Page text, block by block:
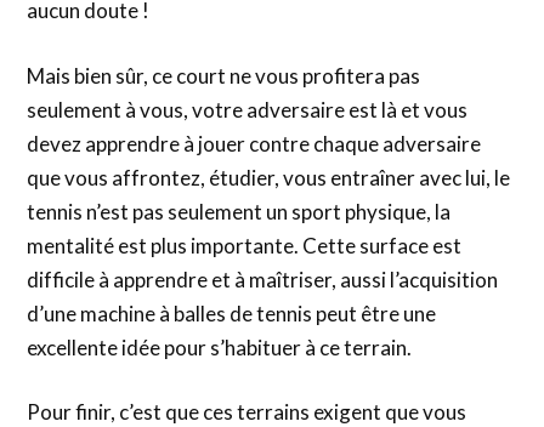
aucun doute !
Mais bien sûr, ce court ne vous profitera pas
seulement à vous, votre adversaire est là et vous
devez apprendre à jouer contre chaque adversaire
que vous affrontez, étudier, vous entraîner avec lui, le
tennis n’est pas seulement un sport physique, la
mentalité est plus importante. Cette surface est
difficile à apprendre et à maîtriser, aussi l’acquisition
d’une machine à balles de tennis peut être une
excellente idée pour s’habituer à ce terrain.
Pour finir, c’est que ces terrains exigent que vous